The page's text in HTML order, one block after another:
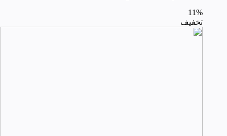
11%
تخفیف